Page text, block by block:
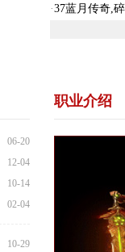
·37蓝月传奇,
06-20
12-04
10-14
02-04
10-29
职业介绍